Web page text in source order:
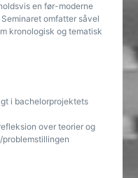
en før-moderne
omfatter såvel
kronologisk og tematisk
i bachelorprojektets
over teorier og